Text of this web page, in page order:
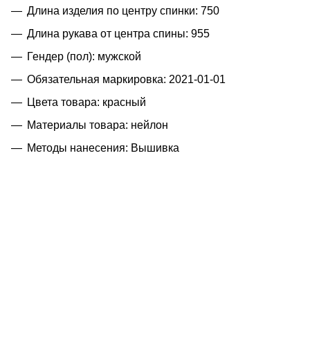
Длина изделия по центру спинки: 750
Длина рукава от центра спины: 955
Гендер (пол): мужской
Обязательная маркировка: 2021-01-01
Цвета товара: красный
Материалы товара: нейлон
Методы нанесения: Вышивка